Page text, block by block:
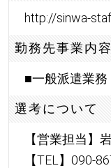
http://sinwa-
勤務先事業内容
■一般派遣業
選考について
【営業担当】
【TEL】090-